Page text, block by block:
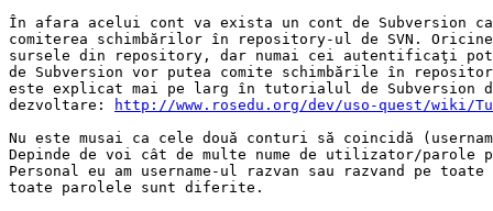
În afara acelui cont va exista un cont de Subversion
comiterea schimbărilor în repository-ul de SVN.
sursele din repository, dar numai cei autentificaţi
de Subversion vor putea comite schimbările în
este explicat mai pe larg în tutorialul de Subversion
dezvoltare:
http://www.rosedu.org/dev/uso-quest/wiki/
Nu este musai ca cele două conturi să coincidă
Depinde de voi cât de multe nume de utilizator/
Personal eu am username-ul razvan sau razvand pe
toate parolele sunt diferite.